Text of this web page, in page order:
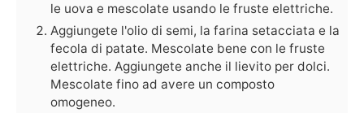
le uova e mescolate usando le fruste elettriche.
Aggiungete l'olio di semi, la farina setacciata e la
fecola di patate. Mescolate bene con le fruste
elettriche. Aggiungete anche il lievito per dolci.
Mescolate fino ad avere un composto
omogeneo.